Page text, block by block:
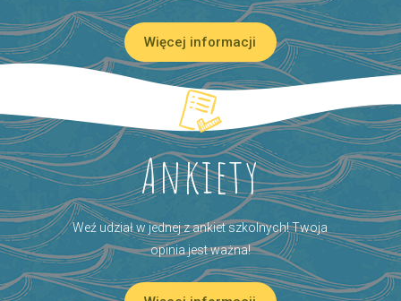
Więcej informacji
Ankiety
Weź udział w jednej z ankiet szkolnych! Twoja
opinia jest ważna!